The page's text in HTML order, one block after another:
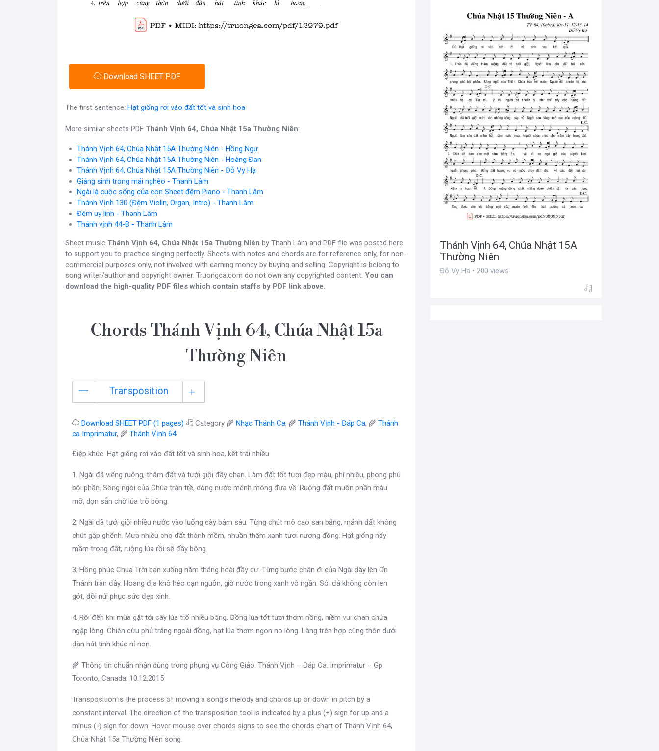
Download SHEET PDF
The first sentence: Hạt giống rơi vào đất tốt và sinh hoa
More similar sheets PDF Thánh Vịnh 64, Chúa Nhật 15a Thường Niên:
Thánh Vịnh 64, Chúa Nhật 15A Thường Niên - Hồng Ngự
Thánh Vịnh 64, Chúa Nhật 15A Thường Niên - Hoàng Đan
Thánh Vịnh 64, Chúa Nhật 15A Thường Niên - Đỗ Vy Hạ
Giáng sinh trong mái nghèo - Thanh Lâm
Ngài là cuộc sống của con Sheet đệm Piano - Thanh Lâm
Thánh Vịnh 130 (Đệm Violin, Organ, Intro) - Thanh Lâm
Đêm uy linh - Thanh Lâm
Thánh vịnh 44-B - Thanh Lâm
Sheet music Thánh Vịnh 64, Chúa Nhật 15a Thường Niên by Thanh Lâm and PDF file was posted here
to support you to practice singing perfectly. Sheets with notes and chords are for reference only, for non-
commercial purposes only, not involved with earning money by buying and selling. Copyright is belong to
song writer/author and copyright owner. Truongca.com do not own any copyrighted content. You can
download the high-quality PDF files which contain staffs by PDF link above.
Chords Thánh Vịnh 64, Chúa Nhật 15a
Thường Niên
Transposition
Download SHEET PDF (1 pages) Category 🌾 Nhạc Thánh Ca, 🌾 Thánh Vịnh - Đáp Ca, 🌾 Thánh
ca Imprimatur, 🌾 Thánh Vịnh 64
Điệp khúc. Hạt giống rơi vào đất tốt và sinh hoa, kết trái nhiều.
1. Ngài đã viếng ruộng, thăm đất và tưới giội đầy chan. Làm đất tốt tươi đẹp màu, phì nhiêu, phong phú
bội phần. Sông ngòi của Chúa tràn trề, dòng nước mênh mông đưa về. Ruộng đất muôn phần màu
mỡ, dọn sẵn chờ lúa trổ bông.
2. Ngài đã tưới giội nhiều nước vào luống cày bậm sâu. Từng chút mô cao san bằng, mảnh đất không
chút gập ghềnh. Mưa nhiều cho đất thành mềm, nhuần thấm xanh tươi nương đồng. Hạt giống nẩy
mầm trong đất, ruộng lúa rồi sẽ đầy bông.
3. Hồng phúc Chúa Trời ban xuống năm tháng hoài đầy dư. Từng bước chân đi của Ngài dậy lên Ơn
Thánh tràn đầy. Hoang địa khô héo cạn nguồn, giờ nước trong xanh vô ngần. Sỏi đá không còn len
gót, đồi núi phục sức đẹp xinh.
4. Rồi đến khi mùa gặt tới cây lúa trổ nhiều bông. Đồng lúa tốt tươi thơm nồng, niềm vui chan chứa
ngập lòng. Chiên cừu phủ trắng ngoài đồng, hạt lúa thơm ngon no lòng. Làng trên hợp cùng thôn dưới
đàn hát tình khúc nỉ non.
🌾 Thông tin chuẩn nhận dùng trong phụng vụ Công Giáo: Thánh Vịnh – Đáp Ca. Imprimatur – Gp.
Toronto, Canada: 10.12.2015
Transposition is the process of moving a song's melody and chords up or down in pitch by a
constant interval. The direction of the transposition tool is indicated by a plus (+) sign for up and a
minus (-) sign for down. Hover mouse over chords signs to see the chords chart of Thánh Vịnh 64,
Chúa Nhật 15a Thường Niên song.
Thánh Vịnh 64, Chúa Nhật 15A
Thường Niên
Đỗ Vy Hạ • 200 views